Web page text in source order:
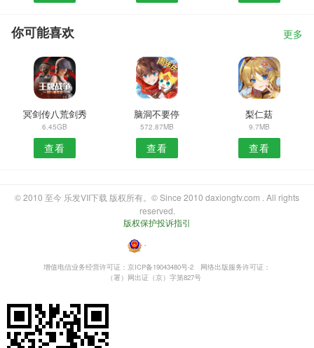
你可能喜欢 更多
冥剑传八荒剑秀
6.45GB
查看
脑洞不要停
572.87MB
查看
梨仁菇
9.7MB
查看
© 2010 至今 乐发VII下载 版权所有。© Since 2010 daxiongtv.com . All rights
reserved.
版权保护投诉指引
・
增值电信业务经营许可证：京ICP备19043480号-2
网络出版服务许可证：
（署）网出证（京）字第827号